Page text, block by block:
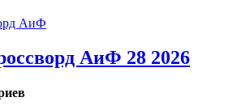
АиФ 28 2026